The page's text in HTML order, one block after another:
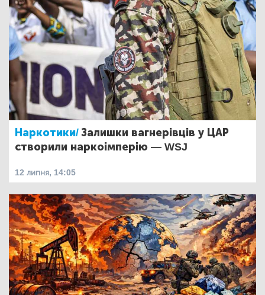
Наркотики/Залишки вагнерівців у ЦАР
створили наркоімперію — WSJ
12 липня, 14:05